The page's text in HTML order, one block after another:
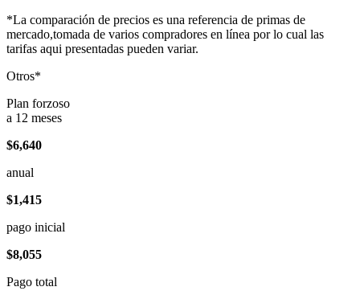
*La comparación de precios es una referencia de primas de
mercado,tomada de varios compradores en línea por lo cual las
tarifas aqui presentadas pueden variar.
Otros*
Plan forzoso
a 12 meses
$6,640
anual
$1,415
pago inicial
$8,055
Pago total